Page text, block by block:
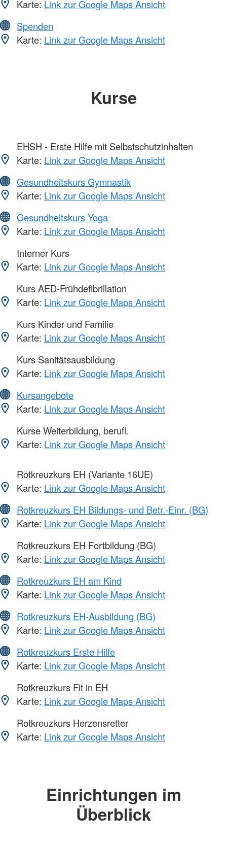
Karte: Link zur Google Maps Ansicht
Spenden
Karte: Link zur Google Maps Ansicht
Kurse
EHSH - Erste Hilfe mit Selbstschutzinhalten
Karte: Link zur Google Maps Ansicht
Gesundheitskurs Gymnastik
Karte: Link zur Google Maps Ansicht
Gesundheitskurs Yoga
Karte: Link zur Google Maps Ansicht
Interner Kurs
Karte: Link zur Google Maps Ansicht
Kurs AED-Frühdefibrillation
Karte: Link zur Google Maps Ansicht
Kurs Kinder und Familie
Karte: Link zur Google Maps Ansicht
Kurs Sanitätsausbildung
Karte: Link zur Google Maps Ansicht
Kursangebote
Karte: Link zur Google Maps Ansicht
Kurse Weiterbildung, berufl.
Karte: Link zur Google Maps Ansicht
Rotkreuzkurs EH (Variante 16UE)
Karte: Link zur Google Maps Ansicht
Rotkreuzkurs EH Bildungs- und Betr.-Einr. (BG)
Karte: Link zur Google Maps Ansicht
Rotkreuzkurs EH Fortbildung (BG)
Karte: Link zur Google Maps Ansicht
Rotkreuzkurs EH am Kind
Karte: Link zur Google Maps Ansicht
Rotkreuzkurs EH-Ausbildung (BG)
Karte: Link zur Google Maps Ansicht
Rotkreuzkurs Erste Hilfe
Karte: Link zur Google Maps Ansicht
Rotkreuzkurs Fit in EH
Karte: Link zur Google Maps Ansicht
Rotkreuzkurs Herzensretter
Karte: Link zur Google Maps Ansicht
Einrichtungen im
Überblick